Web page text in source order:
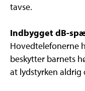
tavse.
Indbygget dB-
Hovedtelefonerne
beskytter barnets
at lydstyrken aldrig